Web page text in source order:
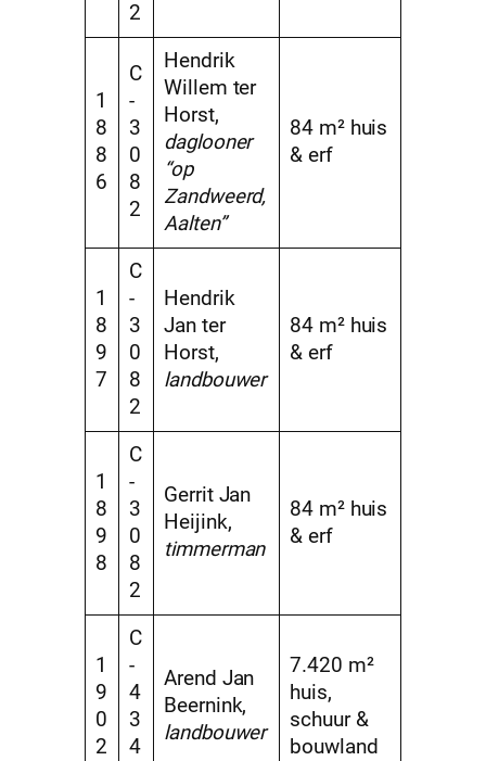
2
1
8
8
6
C
-
3
0
8
2
Hendrik
Willem ter
Horst,
daglooner
“op
Zandweerd,
Aalten”
84 m² huis
& erf
1
8
9
7
C
-
3
0
8
2
Hendrik
Jan ter
Horst,
landbouwer
84 m² huis
& erf
1
8
9
8
C
-
3
0
8
2
Gerrit Jan
Heijink,
timmerman
84 m² huis
& erf
1
9
0
2
C
-
4
3
4
Arend Jan
Beernink,
landbouwer
7.420 m²
huis,
schuur &
bouwland